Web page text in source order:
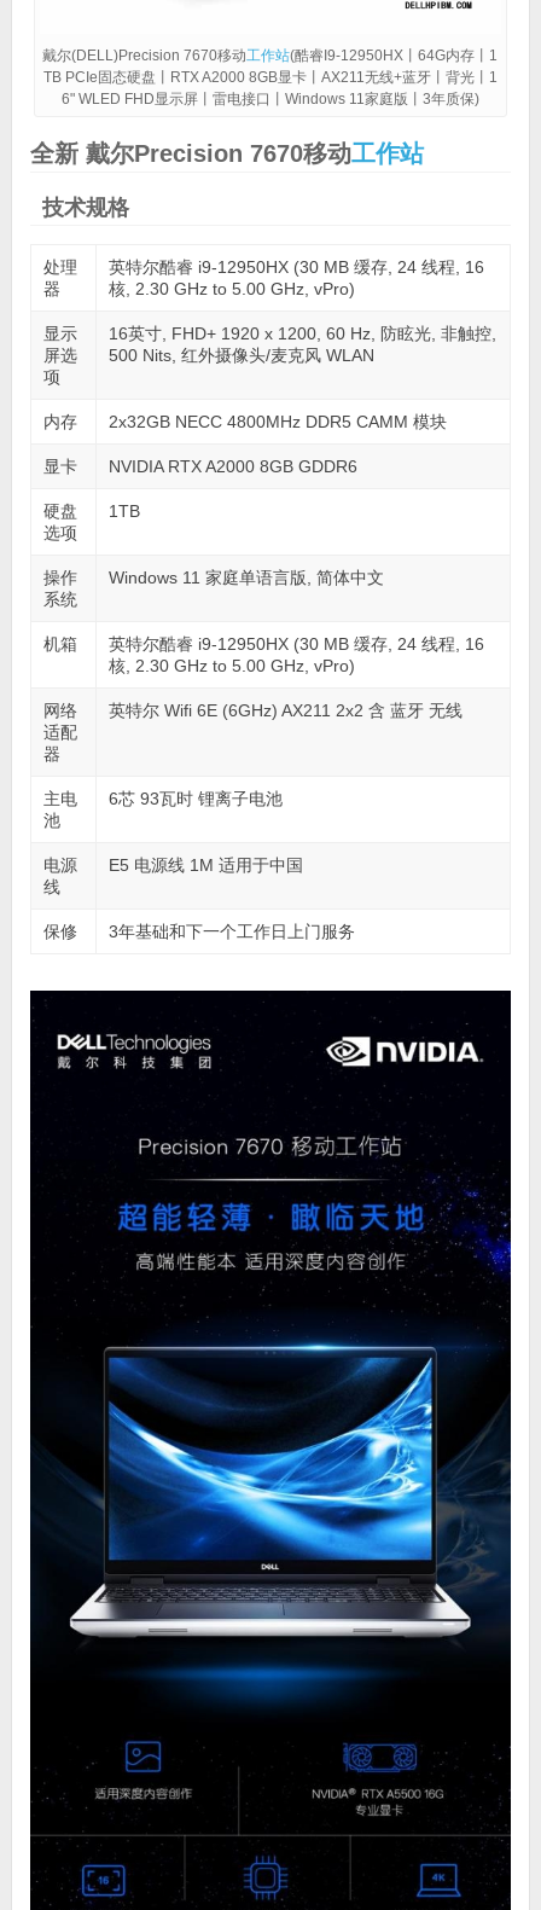
戴尔(DELL)Precision 7670移动工作站(酷睿I9-12950HX丨64G内存丨1
TB PCIe固态硬盘丨RTX A2000 8GB显卡丨AX211无线+蓝牙丨背光丨1
6" WLED FHD显示屏丨雷电接口丨Windows 11家庭版丨3年质保)
全新 戴尔Precision 7670移动工作站
技术规格
处理
器
英特尔酷睿 i9-12950HX (30 MB 缓存, 24 线程, 16
核, 2.30 GHz to 5.00 GHz, vPro)
显示
屏选
项
16英寸, FHD+ 1920 x 1200, 60 Hz, 防眩光, 非触控,
500 Nits, 红外摄像头/麦克风 WLAN
内存 2x32GB NECC 4800MHz DDR5 CAMM 模块
显卡 NVIDIA RTX A2000 8GB GDDR6
硬盘
选项
1TB
操作
系统
Windows 11 家庭单语言版, 简体中文
机箱
英特尔酷睿 i9-12950HX (30 MB 缓存, 24 线程, 16
核, 2.30 GHz to 5.00 GHz, vPro)
网络
适配
器
英特尔 Wifi 6E (6GHz) AX211 2x2 含 蓝牙 无线
主电
池
6芯 93瓦时 锂离子电池
电源
线
E5 电源线 1M 适用于中国
保修 3年基础和下一个工作日上门服务